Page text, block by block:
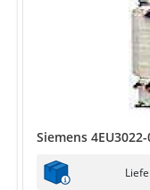
Siemens